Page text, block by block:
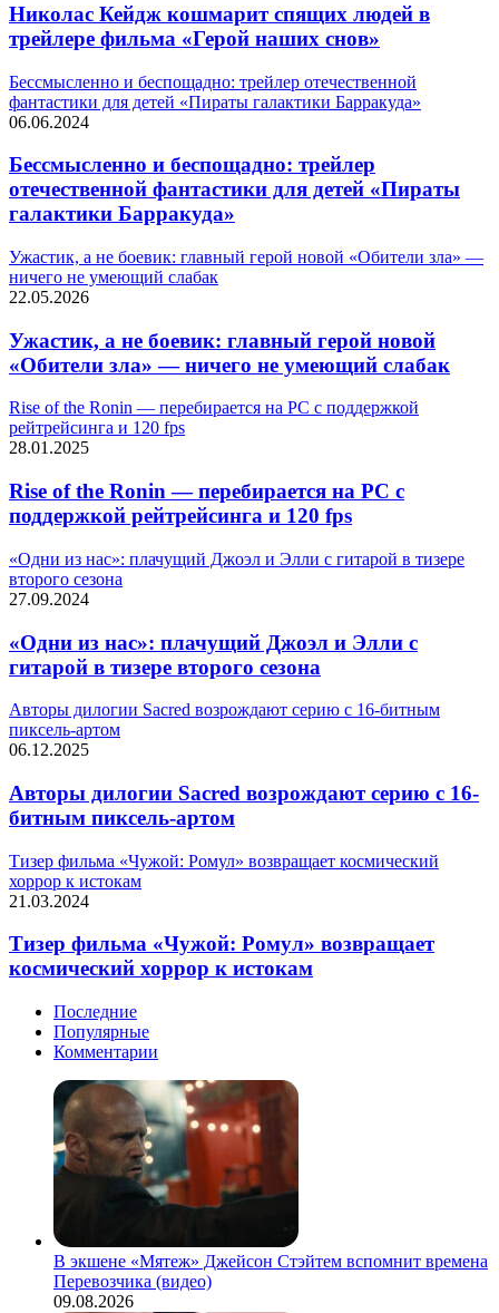
Николас Кейдж кошмарит спящих людей в
трейлере фильма «Герой наших снов»
Бессмысленно и беспощадно: трейлер отечественной
фантастики для детей «Пираты галактики Барракуда»
06.06.2024
Бессмысленно и беспощадно: трейлер
отечественной фантастики для детей «Пираты
галактики Барракуда»
Ужастик, а не боевик: главный герой новой «Обители зла» —
ничего не умеющий слабак
22.05.2026
Ужастик, а не боевик: главный герой новой
«Обители зла» — ничего не умеющий слабак
Rise of the Ronin — перебирается на PC с поддержкой
рейтрейсинга и 120 fps
28.01.2025
Rise of the Ronin — перебирается на PC с
поддержкой рейтрейсинга и 120 fps
«Одни из нас»: плачущий Джоэл и Элли с гитарой в тизере
второго сезона
27.09.2024
«Одни из нас»: плачущий Джоэл и Элли с
гитарой в тизере второго сезона
Авторы дилогии Sacred возрождают серию с 16-битным
пиксель-артом
06.12.2025
Авторы дилогии Sacred возрождают серию с 16-
битным пиксель-артом
Тизер фильма «Чужой: Ромул» возвращает космический
хоррор к истокам
21.03.2024
Тизер фильма «Чужой: Ромул» возвращает
космический хоррор к истокам
Последние
Популярные
Комментарии
В экшене «Мятеж» Джейсон Стэйтем вспомнит времена
Перевозчика (видео)
09.08.2026